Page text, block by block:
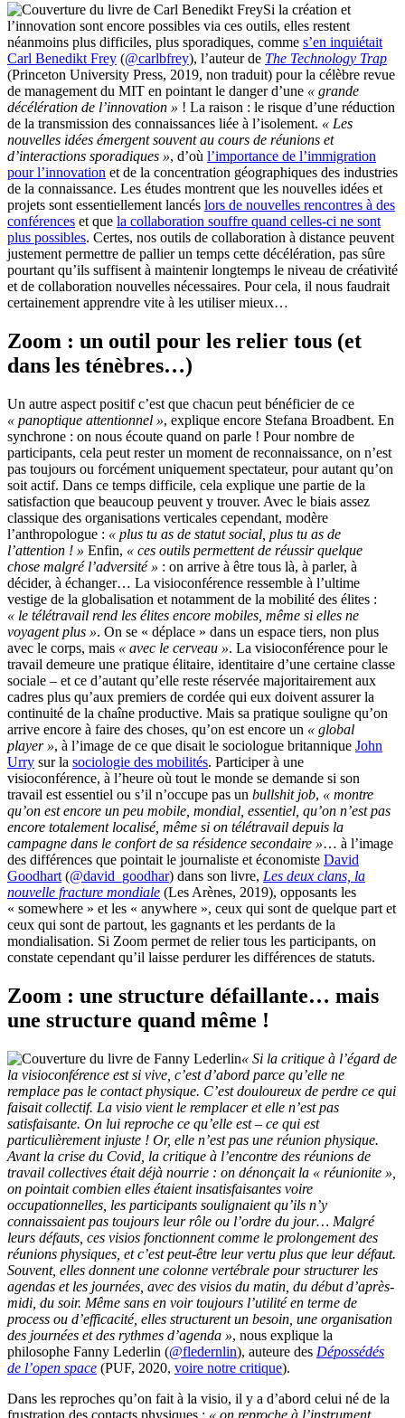
Si la création et
l’innovation sont encore possibles via ces outils, elles restent
néanmoins plus difficiles, plus sporadiques, comme s’en inquiétait
Carl Benedikt Frey (@carlbfrey), l’auteur de The Technology Trap
(Princeton University Press, 2019, non traduit) pour la célèbre revue
de management du MIT en pointant le danger d’une « grande
décélération de l’innovation » ! La raison : le risque d’une réduction
de la transmission des connaissances liée à l’isolement. « Les
nouvelles idées émergent souvent au cours de réunions et
d’interactions sporadiques », d’où l’importance de l’immigration
pour l’innovation et de la concentration géographiques des industries
de la connaissance. Les études montrent que les nouvelles idées et
projets sont essentiellement lancés lors de nouvelles rencontres à des
conférences et que la collaboration souffre quand celles-ci ne sont
plus possibles. Certes, nos outils de collaboration à distance peuvent
justement permettre de pallier un temps cette décélération, pas sûre
pourtant qu’ils suffisent à maintenir longtemps le niveau de créativité
et de collaboration nouvelles nécessaires. Pour cela, il nous faudrait
certainement apprendre vite à les utiliser mieux…
Zoom : un outil pour les relier tous (et
dans les ténèbres…)
Un autre aspect positif c’est que chacun peut bénéficier de ce
« panoptique attentionnel », explique encore Stefana Broadbent. En
synchrone : on nous écoute quand on parle ! Pour nombre de
participants, cela peut rester un moment de reconnaissance, on n’est
pas toujours ou forcément uniquement spectateur, pour autant qu’on
soit actif. Dans ce temps difficile, cela explique une partie de la
satisfaction que beaucoup peuvent y trouver. Avec le biais assez
classique des organisations verticales cependant, modère
l’anthropologue : « plus tu as de statut social, plus tu as de
l’attention ! » Enfin, « ces outils permettent de réussir quelque
chose malgré l’adversité » : on arrive à être tous là, à parler, à
décider, à échanger… La visioconférence ressemble à l’ultime
vestige de la globalisation et notamment de la mobilité des élites :
« le télétravail rend les élites encore mobiles, même si elles ne
voyagent plus ». On se « déplace » dans un espace tiers, non plus
avec le corps, mais « avec le cerveau ». La visioconférence pour le
travail demeure une pratique élitaire, identitaire d’une certaine classe
sociale – et ce d’autant qu’elle reste réservée majoritairement aux
cadres plus qu’aux premiers de cordée qui eux doivent assurer la
continuité de la chaîne productive. Mais sa pratique souligne qu’on
arrive encore à faire des choses, qu’on est encore un « global
player », à l’image de ce que disait le sociologue britannique John
Urry sur la sociologie des mobilités. Participer à une
visioconférence, à l’heure où tout le monde se demande si son
travail est essentiel ou s’il n’occupe pas un bullshit job, « montre
qu’on est encore un peu mobile, mondial, essentiel, qu’on n’est pas
encore totalement localisé, même si on télétravail depuis la
campagne dans le confort de sa résidence secondaire »… à l’image
des différences que pointait le journaliste et économiste David
Goodhart (@david_goodhar) dans son livre, Les deux clans, la
nouvelle fracture mondiale (Les Arènes, 2019), opposants les
« somewhere » et les « anywhere », ceux qui sont de quelque part et
ceux qui sont de partout, les gagnants et les perdants de la
mondialisation. Si Zoom permet de relier tous les participants, on
constate cependant qu’il laisse perdurer les différences de statuts.
Zoom : une structure défaillante… mais
une structure quand même !
« Si la critique à l’égard de
la visioconférence est si vive, c’est d’abord parce qu’elle ne
remplace pas le contact physique. C’est douloureux de perdre ce qui
faisait collectif. La visio vient le remplacer et elle n’est pas
satisfaisante. On lui reproche ce qu’elle est – ce qui est
particulièrement injuste ! Or, elle n’est pas une réunion physique.
Avant la crise du Covid, la critique à l’encontre des réunions de
travail collectives était déjà nourrie : on dénonçait la « réunionite »,
on pointait combien elles étaient insatisfaisantes voire
occupationnelles, les participants soulignaient qu’ils n’y
connaissaient pas toujours leur rôle ou l’ordre du jour… Malgré
leurs défauts, ces visios fonctionnent comme le prolongement des
réunions physiques, et c’est peut-être leur vertu plus que leur défaut.
Souvent, elles donnent une colonne vertébrale pour structurer les
agendas et les journées, avec des visios du matin, du début d’après-
midi, du soir. Même sans en voir toujours l’utilité en terme de
process ou d’efficacité, elles structurent un besoin, une organisation
des journées et des rythmes d’agenda », nous explique la
philosophe Fanny Lederlin (@fledernlin), auteure des Dépossédés
de l’open space (PUF, 2020, voire notre critique).
Dans les reproches qu’on fait à la visio, il y a d’abord celui né de la
frustration des contacts physiques : « on reproche à l’instrument